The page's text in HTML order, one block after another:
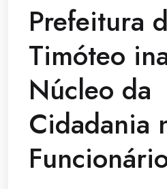
Prefeitura
Timóteo
Núcleo da
Cidadania